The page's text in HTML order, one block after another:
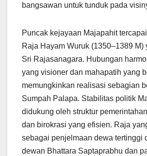
bangsawan untuk tunduk pada
Puncak kejayaan Majapahit
Raja Hayam Wuruk (1350–1389 M)
Sri Rajasanagara. Hubungan
yang visioner dan mahapatih yang
memungkinkan realisasi sebagian
Sumpah Palapa. Stabilitas politik
didukung oleh struktur
dan birokrasi yang efisien. Raja
sebagai penjelmaan dewa tertinggi
dewan Bhattara Saptaprabhu dan